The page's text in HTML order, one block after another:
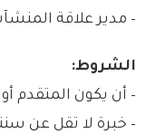
– مدير علاقة
الشروط:
– أن يكون المتقدم
– خبرة لا تقل عن